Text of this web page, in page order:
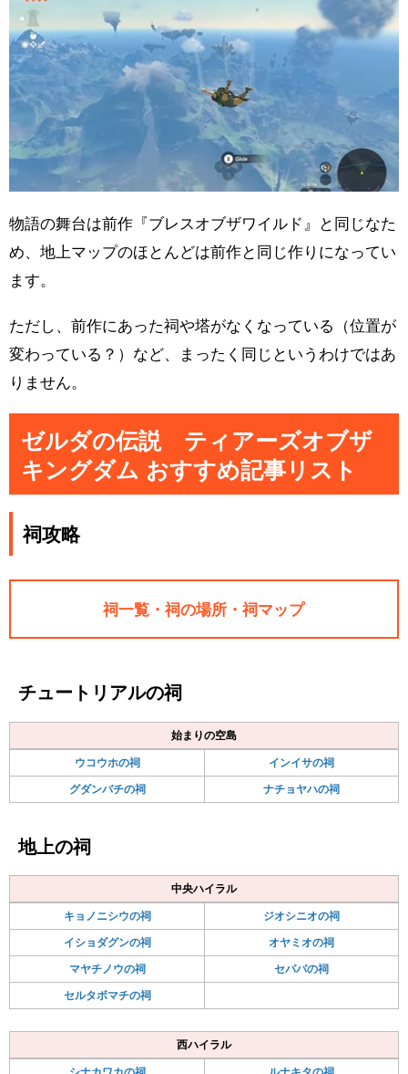
物語の舞台は前作『ブレスオブザワイルド』と同じなた
め、地上マップのほとんどは前作と同じ作りになってい
ます。
ただし、前作にあった祠や塔がなくなっている（位置が
変わっている？）など、まったく同じというわけではあ
りません。
ゼルダの伝説 ティアーズオブザ
キングダム おすすめ記事リスト
祠攻略
祠一覧・祠の場所・祠マップ
チュートリアルの祠
始まりの空島
ウコウホの祠
インイサの祠
グダンバチの祠
ナチョヤハの祠
地上の祠
中央ハイラル
キョノニシウの祠
ジオシニオの祠
イショダグンの祠
オヤミオの祠
マヤチノウの祠
セパパの祠
セルタボマチの祠
西ハイラル